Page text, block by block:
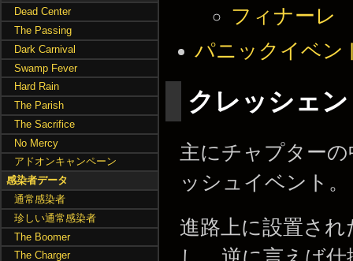
フィナーレ
パニックイベン
クレッシェ
主にチャプター
ッシュイベント。
進路上に設置さ
Dead Center
The Passing
Dark Carnival
Swamp Fever
Hard Rain
The Parish
The Sacrifice
No Mercy
アドオンキャンペーン
感染者データ
通常感染者
珍しい通常感染者
The Boomer
The Charger